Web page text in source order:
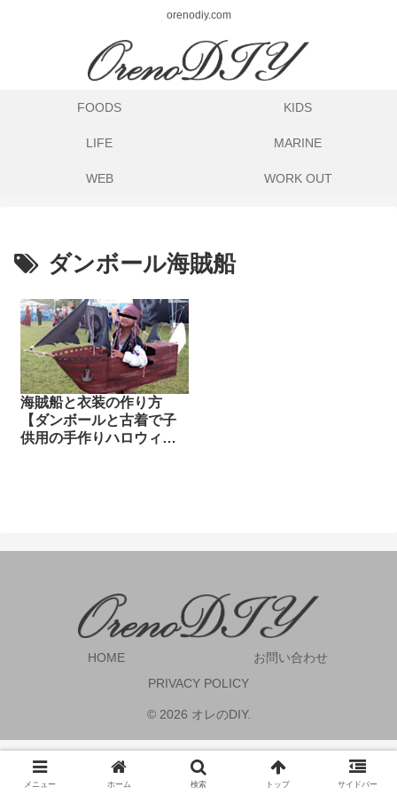
orenodiy.com
FOODS KIDS
LIFE MARINE
WEB WORK OUT
ダンボール海賊船
海賊船と衣装の作り方
【ダンボールと古着で子
供用の手作りハロウィン
HOME
お問い合わせ
PRIVACY POLICY
© 2026 オレのDIY.
メニュー ホーム 検索 トップ サイドバー